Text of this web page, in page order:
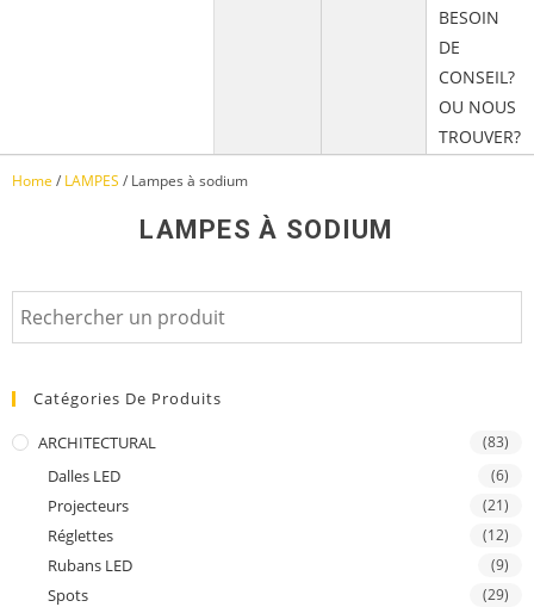
BESOIN
DE
CONSEIL?
OU NOUS
TROUVER?
Home / LAMPES / Lampes à sodium
LAMPES À SODIUM
Catégories De Produits
ARCHITECTURAL (83)
Dalles LED (6)
Projecteurs (21)
Réglettes (12)
Rubans LED (9)
Spots (29)